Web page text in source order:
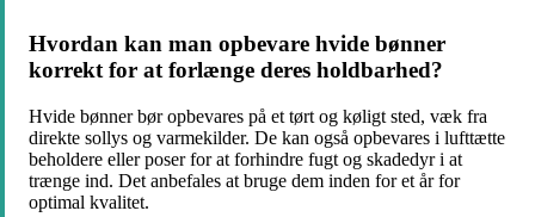
Hvordan kan man opbevare hvide bønner
korrekt for at forlænge deres holdbarhed?
Hvide bønner bør opbevares på et tørt og køligt sted, væk fra
direkte sollys og varmekilder. De kan også opbevares i lufttætte
beholdere eller poser for at forhindre fugt og skadedyr i at
trænge ind. Det anbefales at bruge dem inden for et år for
optimal kvalitet.